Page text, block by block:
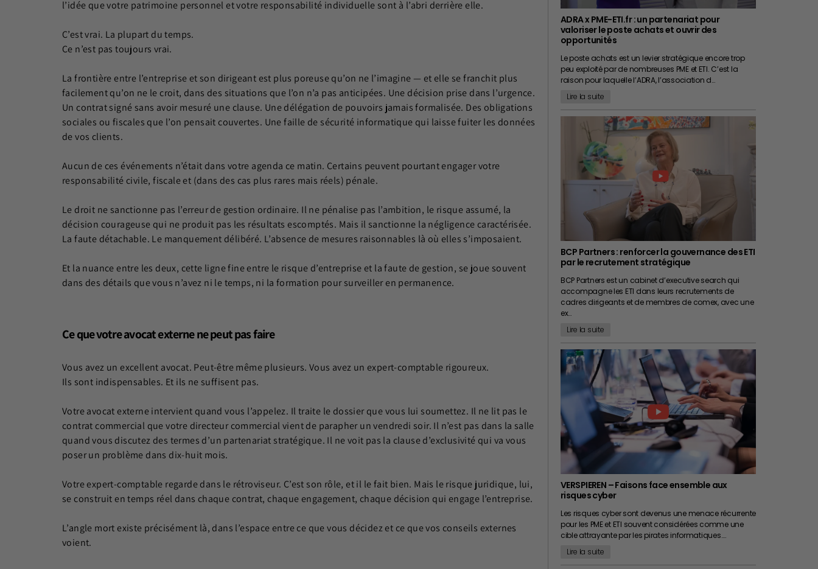
l’idée que votre patrimoine personnel et votre responsabilité individuelle sont à l’abri derrière elle.
C’est vrai. La plupart du temps.
Ce n’est pas toujours vrai.
La frontière entre l’entreprise et son dirigeant est plus poreuse qu’on ne l’imagine — et elle se franchit plus
facilement qu’on ne le croit, dans des situations que l’on n’a pas anticipées. Une décision prise dans l’urgence.
Un contrat signé sans avoir mesuré une clause. Une délégation de pouvoirs jamais formalisée. Des obligations
sociales ou fiscales que l’on pensait couvertes. Une faille de sécurité informatique qui laisse fuiter les données
de vos clients.
Aucun de ces événements n’était dans votre agenda ce matin. Certains peuvent pourtant engager votre
responsabilité civile, fiscale et (dans des cas plus rares mais réels) pénale.
Le droit ne sanctionne pas l’erreur de gestion ordinaire. Il ne pénalise pas l’ambition, le risque assumé, la
décision courageuse qui ne produit pas les résultats escomptés. Mais il sanctionne la négligence caractérisée.
La faute détachable. Le manquement délibéré. L’absence de mesures raisonnables là où elles s’imposaient.
Et la nuance entre les deux, cette ligne fine entre le risque d’entreprise et la faute de gestion, se joue souvent
dans des détails que vous n’avez ni le temps, ni la formation pour surveiller en permanence.
Ce que votre avocat externe ne peut pas faire
Vous avez un excellent avocat. Peut-être même plusieurs. Vous avez un expert-comptable rigoureux.
Ils sont indispensables. Et ils ne suffisent pas.
Votre avocat externe intervient quand vous l’appelez. Il traite le dossier que vous lui soumettez. Il ne lit pas le
contrat commercial que votre directeur commercial vient de parapher un vendredi soir. Il n’est pas dans la salle
quand vous discutez des termes d’un partenariat stratégique. Il ne voit pas la clause d’exclusivité qui va vous
poser un problème dans dix-huit mois.
Votre expert-comptable regarde dans le rétroviseur. C’est son rôle, et il le fait bien. Mais le risque juridique, lui,
se construit en temps réel dans chaque contrat, chaque engagement, chaque décision qui engage l’entreprise.
L’angle mort existe précisément là, dans l’espace entre ce que vous décidez et ce que vos conseils externes
voient.
ADRA x PME-ETI.fr : un partenariat pour
valoriser le poste achats et ouvrir des
opportunités
Le poste achats est un levier stratégique encore trop
peu exploité par de nombreuses PME et ETI. C’est la
raison pour laquelle l’ADRA, l’association d…
Lire la suite
BCP Partners : renforcer la gouvernance des ETI
par le recrutement stratégique
BCP Partners est un cabinet d’executive search qui
accompagne les ETI dans leurs recrutements de
cadres dirigeants et de membres de comex, avec une
ex…
Lire la suite
VERSPIEREN – Faisons face ensemble aux
risques cyber
Les risques cyber sont devenus une menace récurrente
pour les PME et ETI souvent considérées comme une
cible attrayante par les pirates informatiques.…
Lire la suite